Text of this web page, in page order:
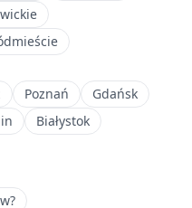
Poznań
Gdańsk
Białystok